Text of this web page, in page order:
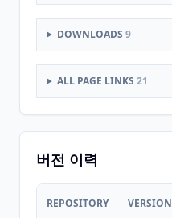
DOWNLOADS 9
ALL PAGE LINKS 21
버전 이력
REPOSITORY VERSION